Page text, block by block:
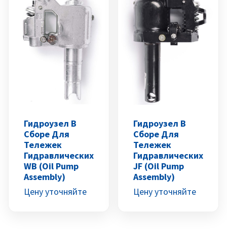
Гидроузел В
Сборе Для
Тележек
Гидравлических
WB (Oil Pump
Assembly)
Цену уточняйте
Гидроузел В
Сборе Для
Тележек
Гидравлических
JF (Oil Pump
Assembly)
Цену уточняйте